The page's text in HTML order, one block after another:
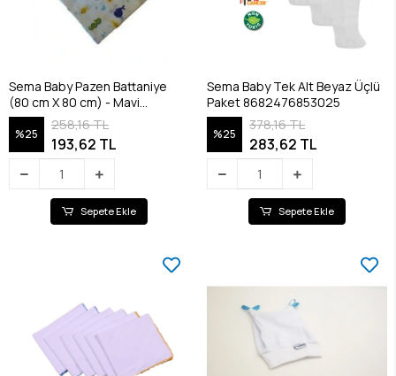
Sema Baby Pazen Battaniye
(80 cm X 80 cm) - Mavi
8682476853100
%25
258,16 TL
193,62 TL
Sepete Ekle
Sema Baby Tek Alt Beyaz Üçlü
Paket 8682476853025
%25
378,16 TL
283,62 TL
Sepete Ekle